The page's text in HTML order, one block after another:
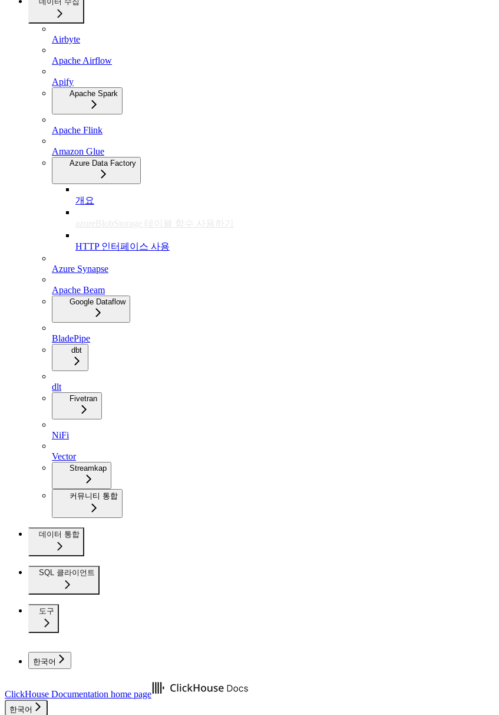
Airbyte
Apache Airflow
Apify
Apache Spark
Apache Flink
Amazon Glue
Azure Data Factory
개요
azureBlobStorage 테이블 함수 사용하기
HTTP 인터페이스 사용
Azure Synapse
Apache Beam
Google Dataflow
BladePipe
dbt
dlt
Fivetran
NiFi
Vector
Streamkap
커뮤니티 통합
데이터 통합
SQL 클라이언트
도구
한국어
ClickHouse Documentation home page
한국어